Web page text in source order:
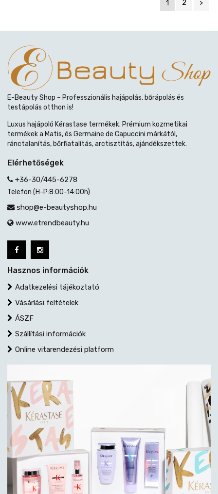
1
E-Beauty Shop – Professzionális hajápolás, bőrápolás és
testápolás otthon is!
Luxus hajápoló Kérastase termékek. Prémium kozmetikai
termékek a Matis, és Germaine de Capuccini márkától,
ránctalanítás, bőrfiatalítás, arctisztítás, ajándékszettek.
Elérhetőségek
+36-30/445-6278
Telefon (H-P:8:00-14:00h)
shop@e-beautyshop.hu
www.etrendbeauty.hu
Hasznos információk
Adatkezelési tájékoztató
Vásárlási feltételek
ÁSZF
Szállítási információk
Online vitarendezési platform